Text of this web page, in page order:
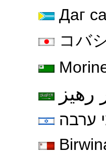
Даг
コバ
رهيز
ערבה